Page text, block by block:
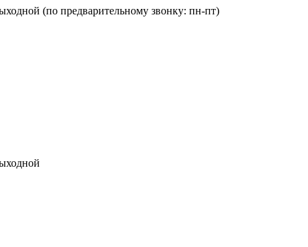
(по предварительному звонку: пн-пт)